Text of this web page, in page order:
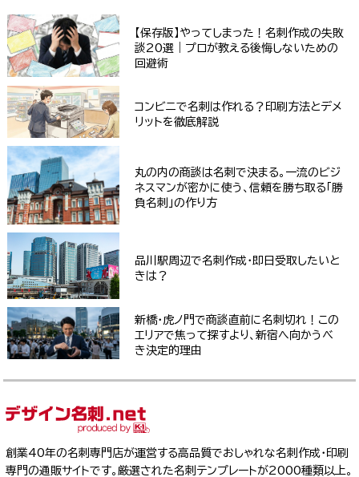
【保存版】やってしまった！名刺作成の失敗
談20選｜プロが教える後悔しないための
回避術
コンビニで名刺は作れる？印刷方法とデメ
リットを徹底解説
丸の内の商談は名刺で決まる。一流のビジ
ネスマンが密かに使う、信頼を勝ち取る「勝
負名刺」の作り方
品川駅周辺で名刺作成・即日受取したいと
きは？
新橋・虎ノ門で商談直前に名刺切れ！この
エリアで焦って探すより、新宿へ向かうべ
き決定的理由
創業40年の名刺専門店が運営する高品質でおしゃれな名刺作成・印刷
専門の通販サイトです。厳選された名刺テンプレートが2000種類以上。